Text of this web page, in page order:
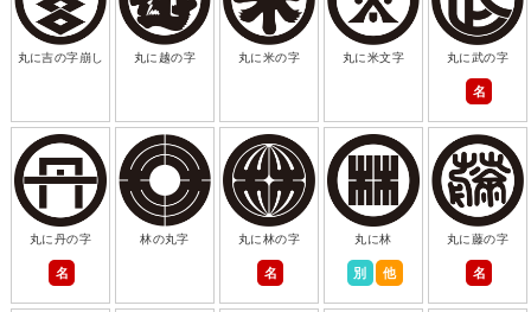
丸に吉の字崩し 丸に越の字 丸に米の字 丸に米文字 丸に武の字
名
丸に丹の字
名
林の丸字 丸に林の字
名
丸に林
別 他
丸に藤の字
名